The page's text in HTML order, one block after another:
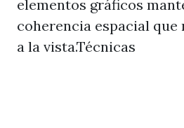
elementos gráficos
coherencia espacial que
a la vista.Técnicas